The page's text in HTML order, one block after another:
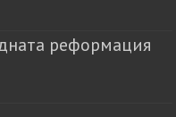
реформация